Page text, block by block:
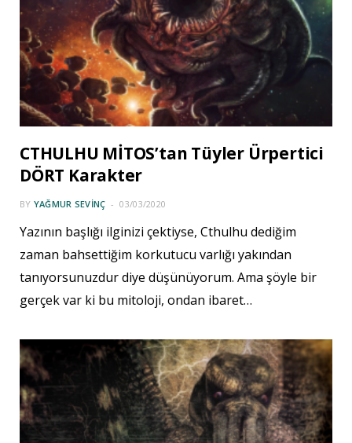
CTHULHU MİTOS’tan Tüyler Ürpertici
DÖRT Karakter
BY YAĞMUR SEVINÇ 03/03/2020
Yazının başlığı ilginizi çektiyse, Cthulhu dediğim
zaman bahsettiğim korkutucu varlığı yakından
tanıyorsunuzdur diye düşünüyorum. Ama şöyle bir
gerçek var ki bu mitoloji, ondan ibaret…